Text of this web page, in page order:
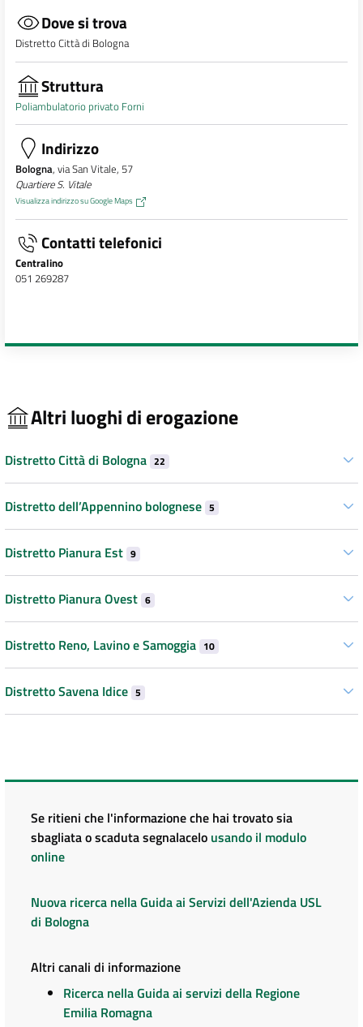
Dove si trova
Distretto Città di Bologna
Struttura
Poliambulatorio privato Forni
Indirizzo
Bologna, via San Vitale, 57
Quartiere S. Vitale
Visualizza indirizzo su Google Maps
Contatti telefonici
Centralino
051 269287
Altri luoghi di erogazione
Distretto Città di Bologna 22
Distretto dell’Appennino bolognese 5
Distretto Pianura Est 9
Distretto Pianura Ovest 6
Distretto Reno, Lavino e Samoggia 10
Distretto Savena Idice 5
Se ritieni che l'informazione che hai trovato sia
sbagliata o scaduta segnalacelo usando il modulo
online
Nuova ricerca nella Guida ai Servizi dell'Azienda USL
di Bologna
Altri canali di informazione
Ricerca nella Guida ai servizi della Regione
Emilia Romagna